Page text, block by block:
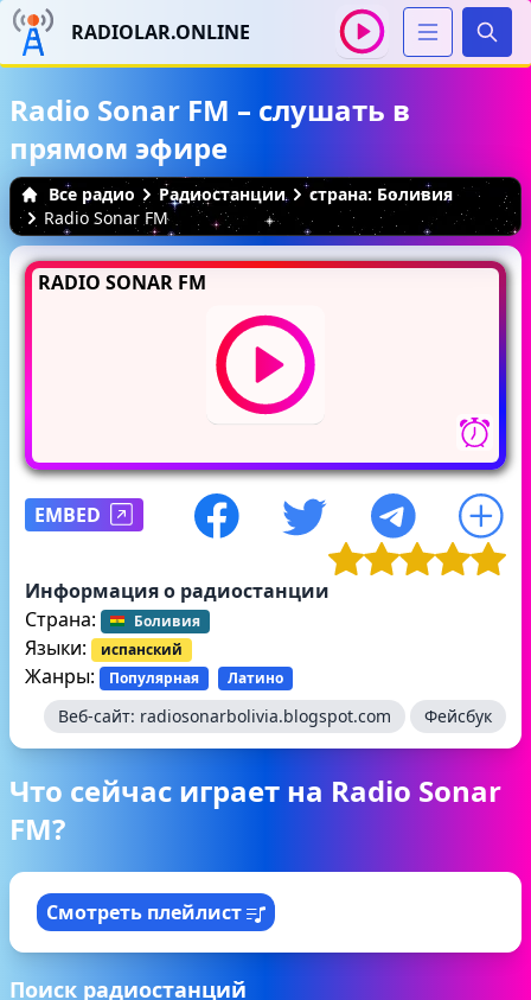
RADIOLAR.ONLINE
Radio Sonar FM – слушать в
прямом эфире
Все радио Радиостанции
страна: Боливия
Radio Sonar FM
RADIO SONAR FM
EMBED
Информация о радиостанции
Страна:
Боливия
Языки: испанский
Жанры: Популярная Латино
Веб-сайт: radiosonarbolivia.blogspot.com Фейсбук
Что сейчас играет на Radio Sonar
FM?
Смотреть плейлист
Поиск радиостанций